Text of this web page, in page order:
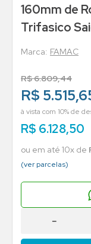
160mm de
Trifasico
FAMAC
R$6.809,44
R$
à vista com 10% de
R$ 6.128,50
ou em até 10x de
(ver parcelas)
－